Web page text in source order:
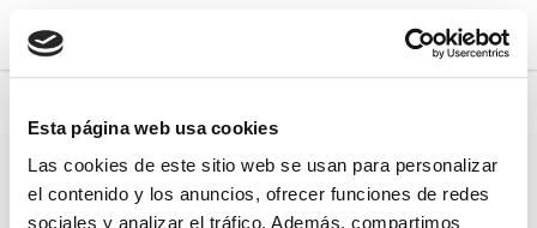
Esta página web usa cookies
Las cookies de este sitio web se usan para personalizar
el contenido y los anuncios, ofrecer funciones de redes
sociales y analizar el tráfico. Además, compartimos
01 pepi salamanca
julio 22, 2016